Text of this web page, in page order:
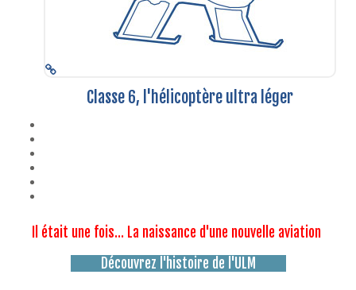
Classe 6, l'hélicoptère ultra léger
Il était une fois... La naissance d'une nouvelle aviation
Découvrez l'histoire de l'ULM